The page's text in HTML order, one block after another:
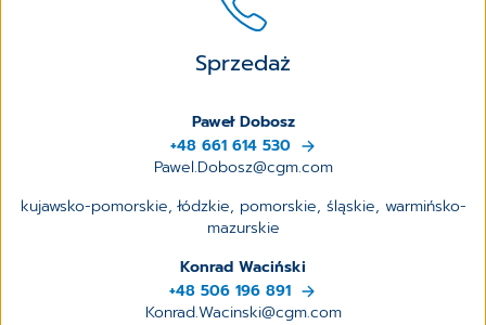
Sprzedaż
Paweł Dobosz
+48 661 614 530
Pawel.Dobosz@cgm.com
kujawsko-pomorskie, łódzkie, pomorskie, śląskie, warmińsko-
mazurskie
Konrad Waciński
+48 506 196 891
Konrad.Wacinski@cgm.com